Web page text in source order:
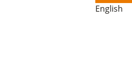
English